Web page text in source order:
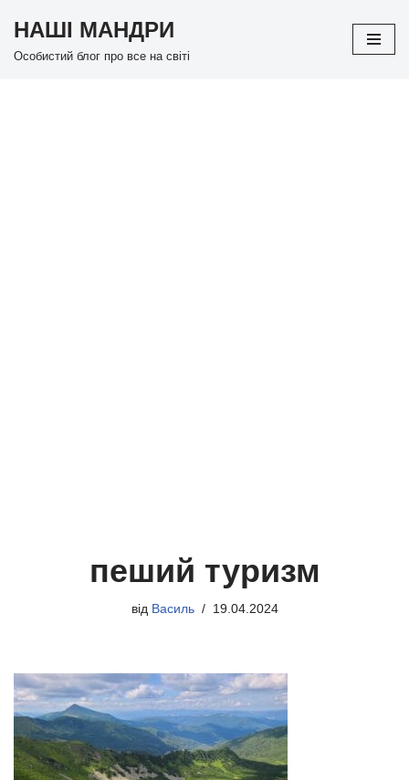
Перейти
НАШІ МАНДРИ
Особистий блог про все на світі
пеший туризм
від Василь 19.04.2024